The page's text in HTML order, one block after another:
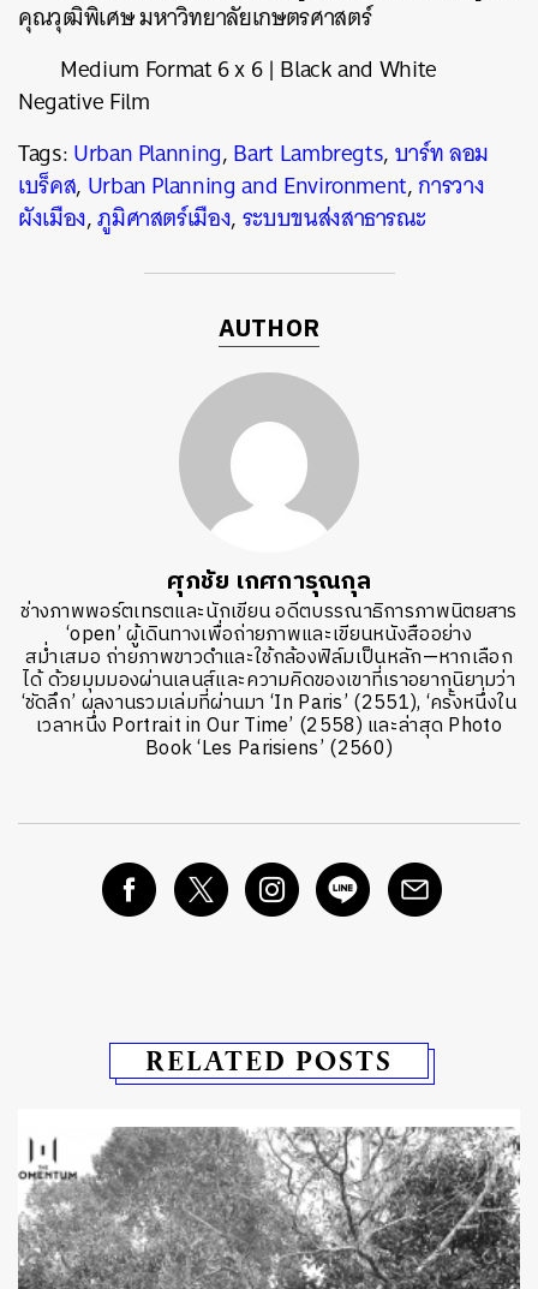
คุณวุฒิพิเศษ มหาวิทยาลัยเกษตรศาสตร์
Medium Format 6 x 6 | Black and White
Negative Film
Tags:Urban Planning,Bart Lambregts,บาร์ท ลอม
เบร็คส, Urban Planning and Environment,การวาง
ผังเมือง,ภูมิศาสตร์เมือง,ระบบขนส่งสาธารณะ
AUTHOR
ศุภชัย เกศการุณกุล
ช่างภาพพอร์ตเทรตและนักเขียน อดีตบรรณาธิการภาพนิตยสาร
‘open’ ผู้เดินทางเพื่อถ่ายภาพและเขียนหนังสืออย่าง
สม่ำเสมอ ถ่ายภาพขาวดำและใช้กล้องฟิล์มเป็นหลัก—หากเลือก
ได้ ด้วยมุมมองผ่านเลนส์และความคิดของเขาที่เราอยากนิยามว่า
‘ชัดลึก’ ผลงานรวมเล่มที่ผ่านมา ‘In Paris’ (2551), ‘ครั้งหนึ่งใน
เวลาหนึ่ง Portrait in Our Time’ (2558) และล่าสุด Photo
Book ‘Les Parisiens’ (2560)
RELATED POSTS